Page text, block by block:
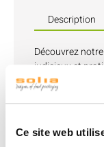
Ce site web
Description
Découvrez notre
judicieux et
Fabriqué à
une alternative
Doté d'une lame